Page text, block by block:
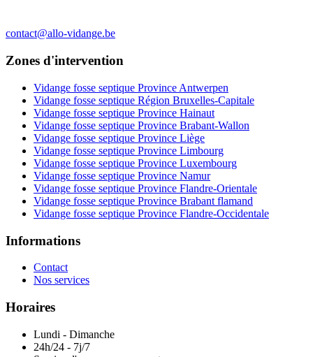
contact@allo-vidange.be
Zones d'intervention
Vidange fosse septique Province Antwerpen
Vidange fosse septique Région Bruxelles-Capitale
Vidange fosse septique Province Hainaut
Vidange fosse septique Province Brabant-Wallon
Vidange fosse septique Province Liège
Vidange fosse septique Province Limbourg
Vidange fosse septique Province Luxembourg
Vidange fosse septique Province Namur
Vidange fosse septique Province Flandre-Orientale
Vidange fosse septique Province Brabant flamand
Vidange fosse septique Province Flandre-Occidentale
Informations
Contact
Nos services
Horaires
Lundi - Dimanche
24h/24 - 7j/7